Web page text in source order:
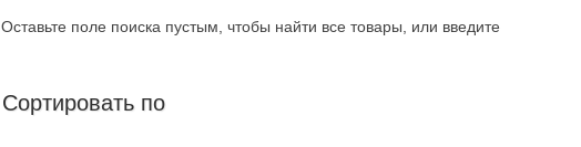
Оставьте поле поиска пустым, чтобы найти все товары, или введите
Сортировать по